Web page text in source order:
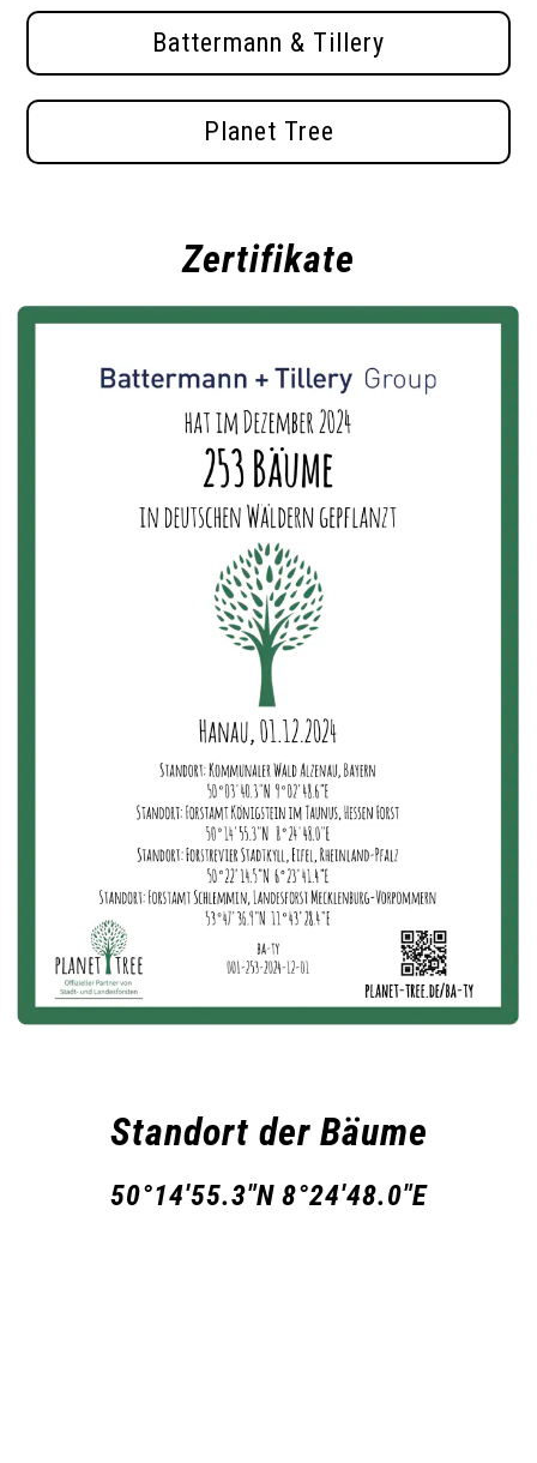
Battermann & Tillery
Planet Tree
Zertifikate
Standort der Bäume
50°14'55.3"N 8°24'48.0"E